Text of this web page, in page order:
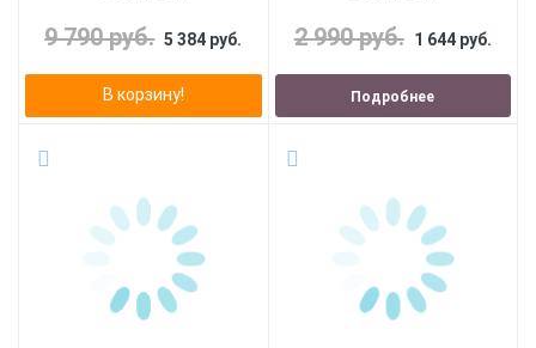
9 790 руб. 5 384 руб.
В корзину!
2 990 руб. 1 644 руб.
Подробнее